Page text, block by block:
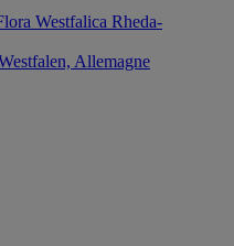
Westfalica Rheda-
Allemagne